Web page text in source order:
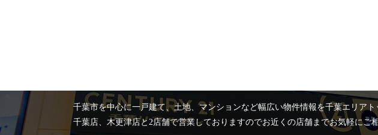
千葉市を中心に一戸建て、土地、マンションなど幅広い物件情報を千葉エリア
千葉店、木更津店と2店舗で営業しておりますのでお近くの店舗までお気軽に